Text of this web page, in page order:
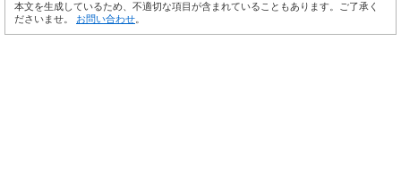
本文を生成しているため、不適切な項目が含まれていることもあります。ご了承く
ださいませ。 お問い合わせ